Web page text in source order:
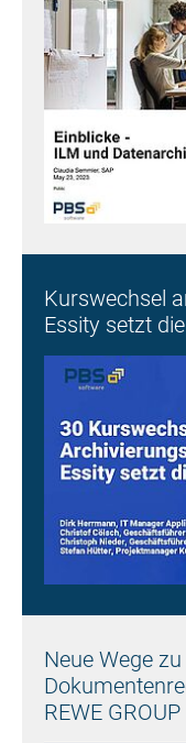
Kurswechsel
Essity setzt
Neue Wege
REWE GROUP